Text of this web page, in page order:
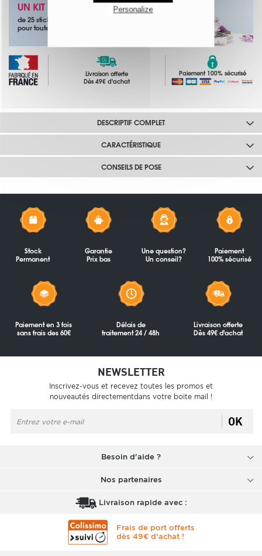
UN KIT OFFERT
de 25 stickers papillons noirs
pour toute commande
Livraison offerte
Dès 49€ d'achat
Paiement 100% sécurisé
DESCRIPTIF COMPLET
CARACTÉRISTIQUE
CONSEILS DE POSE
Stock
Permanent
Garantie
Prix bas
Une question?
Un conseil?
Paiement
100% sécurisé
Paiement en 3 fois
sans frais des 60€
Délais de
traitement 24 / 48h
Livraison offerte
Dès 49€ d'achat
NEWSLETTER
Inscrivez-vous et recevez toutes les promos et
nouveautés directementdans votre boite mail !
OK
Besoin d'aide ?
Nos partenaires
Livraison rapide avec :
Frais de port offerts
dès 49€ d'achat !
Personalize